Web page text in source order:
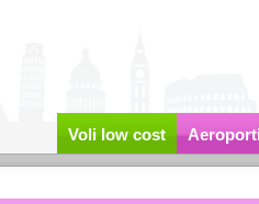
Voli low cost